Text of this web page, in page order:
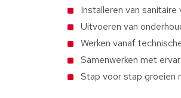
Installeren van
Uitvoeren van
Werken vanaf
Samenwerken met
Stap voor stap groeien